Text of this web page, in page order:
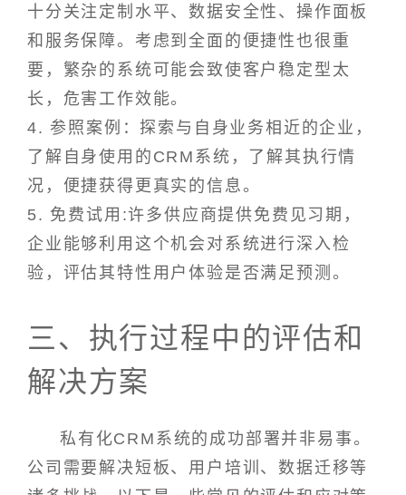
十分关注定制水平、数据安全性、操作面板
和服务保障。考虑到全面的便捷性也很重
要，繁杂的系统可能会致使客户稳定型太
长，危害工作效能。
4. 参照案例：探索与自身业务相近的企业，
了解自身使用的CRM系统，了解其执行情
况，便捷获得更真实的信息。
5. 免费试用:许多供应商提供免费见习期，
企业能够利用这个机会对系统进行深入检
验，评估其特性用户体验是否满足预测。
三、执行过程中的评估和
解决方案
私有化CRM系统的成功部署并非易事。
公司需要解决短板、用户培训、数据迁移等